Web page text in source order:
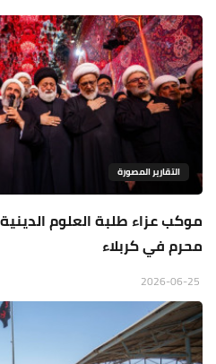
التقارير المصورة
موكب عزاء طلبة العلوم
محرم في كربلاء